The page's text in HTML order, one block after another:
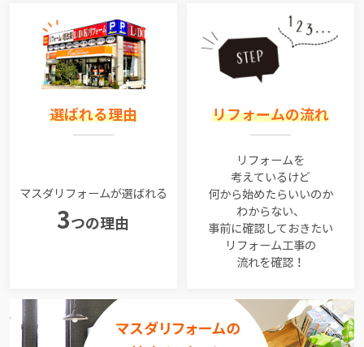
選ばれる理由
マスダリフォームが選ばれる
3つの理由
リフォームの流れ
リフォームを
考えているけど
何から始めたらいいのか
わからない、
事前に確認しておきたい
リフォーム工事の
流れを確認！